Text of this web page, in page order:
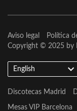
Aviso legal Política
Copyright © 2025 by
English
Discotecas Madrid
Mesas VIP Barcelona